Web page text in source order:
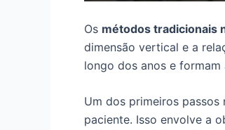
Os métodos tradicionais
dimensão vertical e a
longo dos anos e formam
Um dos primeiros
paciente. Isso envolve a